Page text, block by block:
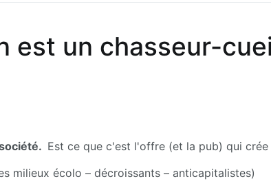
est un chasseur-
Est ce que c'est l'offre (et la pub) qui
milieux écolo – décroissants – anticapitalistes)